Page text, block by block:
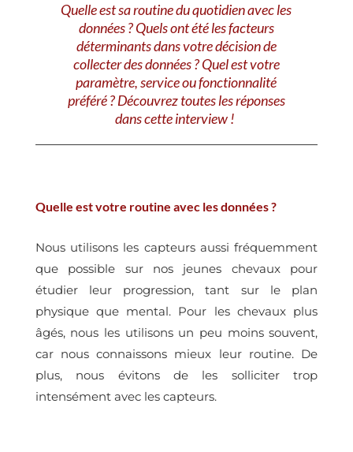
Quelle est sa routine du quotidien avec les
données ? Quels ont été les facteurs
déterminants dans votre décision de
collecter des données ? Quel est votre
paramètre, service ou fonctionnalité
préféré ? Découvrez toutes les réponses
dans cette interview !
Quelle est votre routine avec les données ?
Nous utilisons les capteurs aussi fréquemment
que possible sur nos jeunes chevaux pour
étudier leur progression, tant sur le plan
physique que mental. Pour les chevaux plus
âgés, nous les utilisons un peu moins souvent,
car nous connaissons mieux leur routine. De
plus, nous évitons de les solliciter trop
intensément avec les capteurs.